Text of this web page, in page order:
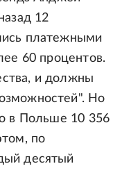
12
платежными
60 процентов.
и должны
Но
в Польше 10 356
по
десятый